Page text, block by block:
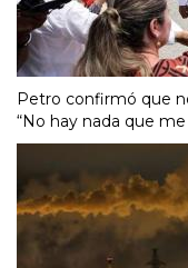
Petro confirmó que
“No hay nada que